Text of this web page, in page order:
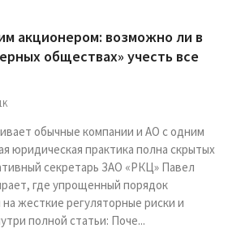
акционером: возможно ли в
обществах» учесть все
обычные компании и АО с одним
юридическая практика полна скрытых
секретарь ЗАО «РКЦ» Павел
где упрощенный порядок
жесткие регуляторные риски и
полной статьи: Поче...